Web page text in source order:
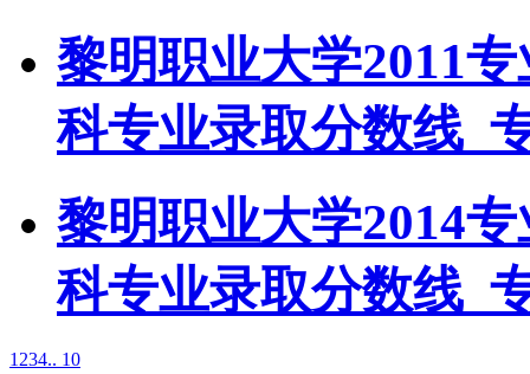
黎明职业大学2011
科专业录取分数线_
黎明职业大学2014
科专业录取分数线_
1 234.. 10